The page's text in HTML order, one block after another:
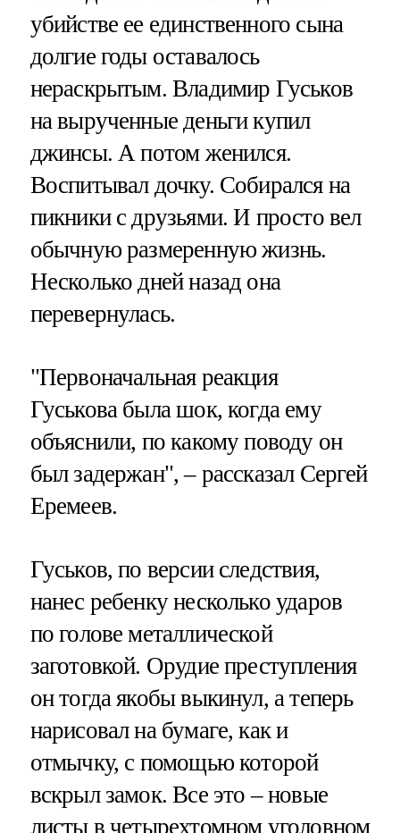
убийстве ее единственного сына
долгие годы оставалось
нераскрытым. Владимир Гуськов
на вырученные деньги купил
джинсы. А потом женился.
Воспитывал дочку. Собирался на
пикники с друзьями. И просто вел
обычную размеренную жизнь.
Несколько дней назад она
перевернулась.
"Первоначальная реакция
Гуськова была шок, когда ему
объяснили, по какому поводу он
был задержан", – рассказал Сергей
Еремеев.
Гуськов, по версии следствия,
нанес ребенку несколько ударов
по голове металлической
заготовкой. Орудие преступления
он тогда якобы выкинул, а теперь
нарисовал на бумаге, как и
отмычку, с помощью которой
вскрыл замок. Все это – новые
листы в четырехтомном уголовном